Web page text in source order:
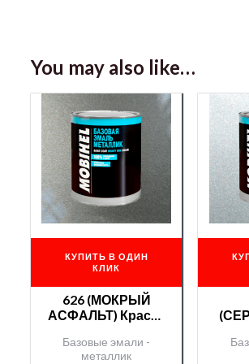
You may also like…
КУПИТЬ В ОДИН
КЛИК
626 (МОКРЫЙ
АСФАЛЬТ) Краска
металл./00000093
Базовые эмали -
металлик